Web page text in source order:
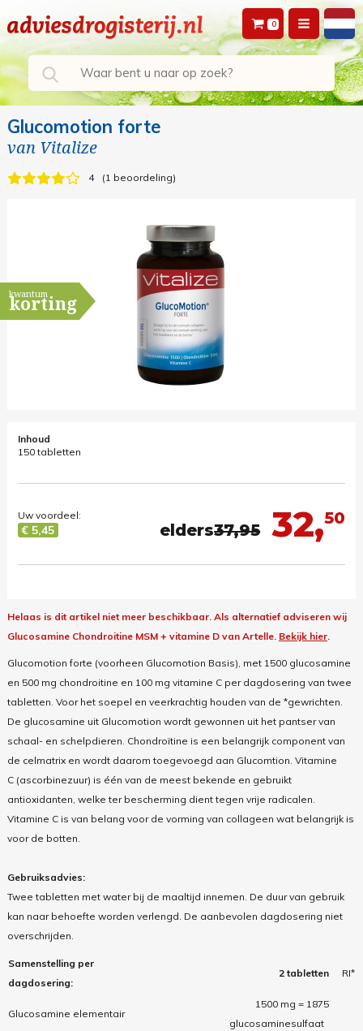
0
Glucomotion forte
van Vitalize
4 1 beoordeling
kwantum
korting
Inhoud
150 tabletten
32,50
elders37,95
Uw voordeel:
€ 5,45
Helaas is dit artikel niet meer beschikbaar. Als alternatief adviseren wij
Glucosamine Chondroitine MSM + vitamine D van Artelle. Bekijk hier.
Glucomotion forte (voorheen Glucomotion Basis), met 1500 glucosamine
en 500 mg chondroitine en 100 mg vitamine C per dagdosering van twee
tabletten. Voor het soepel en veerkrachtig houden van de *gewrichten.
De glucosamine uit Glucomotion wordt gewonnen uit het pantser van
schaal- en schelpdieren. Chondroïtine is een belangrijk component van
de celmatrix en wordt daarom toegevoegd aan Glucomtion. Vitamine
C (ascorbinezuur) is één van de meest bekende en gebruikt
antioxidanten, welke ter bescherming dient tegen vrije radicalen.
Vitamine C is van belang voor de vorming van collageen wat belangrijk is
voor de botten.
Gebruiksadvies:
Twee tabletten met water bij de maaltijd innemen. De duur van gebruik
kan naar behoefte worden verlengd. De aanbevolen dagdosering niet
overschrijden.
Samenstelling per
dagdosering:
2 tabletten RI*
Glucosamine elementair
1500 mg = 1875
glucosaminesulfaat